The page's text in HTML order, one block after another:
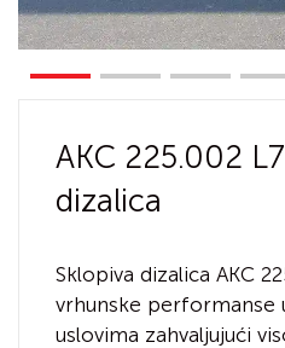
AKC 225.002
dizalica
Sklopiva dizalica AKC
vrhunske performanse
uslovima zahvaljujući